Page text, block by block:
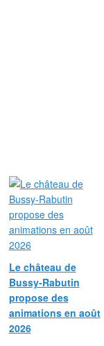
Le château de
Bussy-Rabutin
propose des
animations en août
2026